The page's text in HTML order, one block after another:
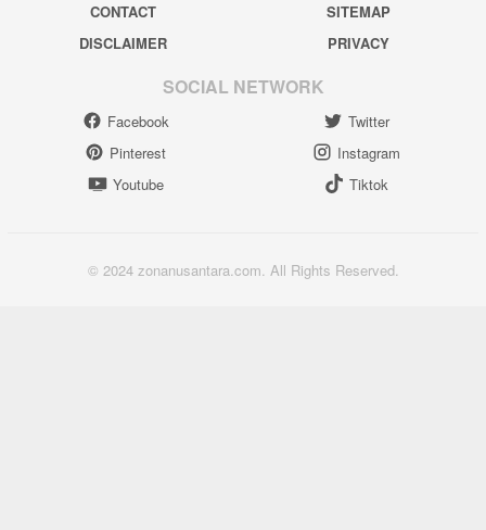
CONTACT
SITEMAP
DISCLAIMER
PRIVACY
SOCIAL NETWORK
Facebook
Twitter
Pinterest
Instagram
Youtube
Tiktok
© 2024 zonanusantara.com. All Rights Reserved.